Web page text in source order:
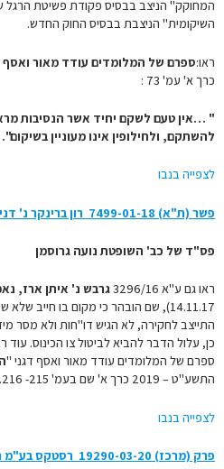
המחוקק" הניצב בבסיס פקודת פשיטת הרגל
השיקומית" הניצבת בבסיס החוק החדש.
ראו:ספרם של המלומדים עודד מאור
כרך א' עמ' 73 :
" …אין טעם לשקם יחיד אשר הנסיבות
להשתקם, ולחילופין אינו מעוניין בשיקום".
לצפייה בנבו
פשר (ת"א) 7499-01-18 רון ברינקר נ' דניאל ברינקר 27/05/2020
פס"ד של כב' השופטת נועה גרוסמן
ראו גם ע"א 3296/16 גרבש נ' איתן ארז,
14.11.17), שם הובהר כי מקום בו
התייצב לחקירה, לא הגיש דו"חות ולא מסר
כן, עלול הדבר להביא לביטול צו הכינוס.
ספרם של המלומדים עודד מאור ואסף דגני "
התשע"ט – 2019 כרך א' שם בעמ' 215- 216.
לצפייה בנבו
פרק (מרכז) 19290-